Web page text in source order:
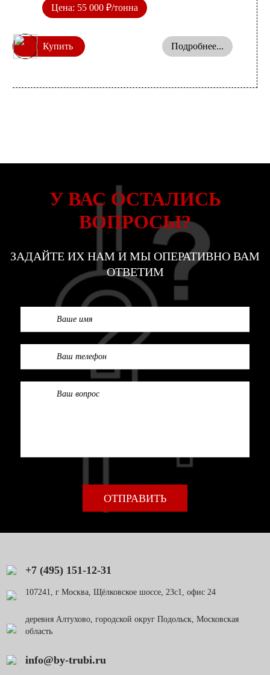
Цена: 55 000 ₽/тонна
Купить Подробнее...
У ВАС ОСТАЛИСЬ
ВОПРОСЫ?
ЗАДАЙТЕ ИХ НАМ И МЫ ОПЕРАТИВНО ВАМ
ОТВЕТИМ
+7 (495) 151-12-31
107241, г Москва, Щёлковское шоссе, 23с1, офис 24
деревня Алтухово, городской округ Подольск, Московская
область
info@by-trubi.ru